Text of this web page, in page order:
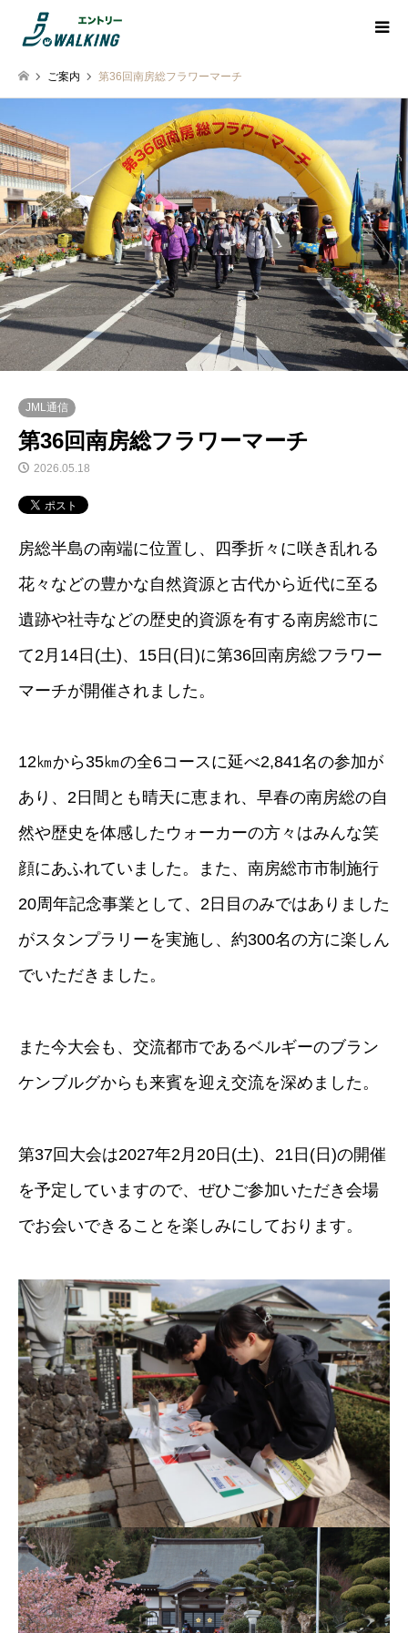
ご案内 第36回南房総フラワーマーチ
JML通信
第36回南房総フラワーマーチ
2026.05.18
房総半島の南端に位置し、四季折々に咲き乱れる
花々などの豊かな自然資源と古代から近代に至る
遺跡や社寺などの歴史的資源を有する南房総市に
て2月14日(土)、15日(日)に第36回南房総フラワー
マーチが開催されました。
12㎞から35㎞の全6コースに延べ2,841名の参加が
あり、2日間とも晴天に恵まれ、早春の南房総の自
然や歴史を体感したウォーカーの方々はみんな笑
顔にあふれていました。また、南房総市市制施行
20周年記念事業として、2日目のみではありました
がスタンプラリーを実施し、約300名の方に楽しん
でいただきました。
また今大会も、交流都市であるベルギーのブラン
ケンブルグからも来賓を迎え交流を深めました。
第37回大会は2027年2月20日(土)、21日(日)の開催
を予定していますので、ぜひご参加いただき会場
でお会いできることを楽しみにしております。